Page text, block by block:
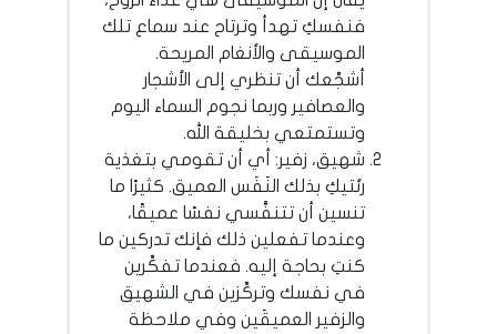
فنفسكِ تهدأ وترتاح عند سماع تلك
الموسيقى والأنغام المريحة.
أشجِّعك أن تنظري إلى الأشجار
والعصافير وربما نجوم السماء اليوم
وتستمتعي بخليقة الله.
شهيق، زفير: أي أن تقومي بتغذية
رئتيكِ بذلك النَفَس العميق. كثيرًا ما
تنسين أن تتنفَّسي نفسًا عميقًا،
وعندما تفعلين ذلك فإنك تدركين ما
كنتِ بحاجة إليه. فعندما تفكِّرين
في نفسك وتركِّزين في الشهيق
والزفير العميقَين وفي ملاحظة